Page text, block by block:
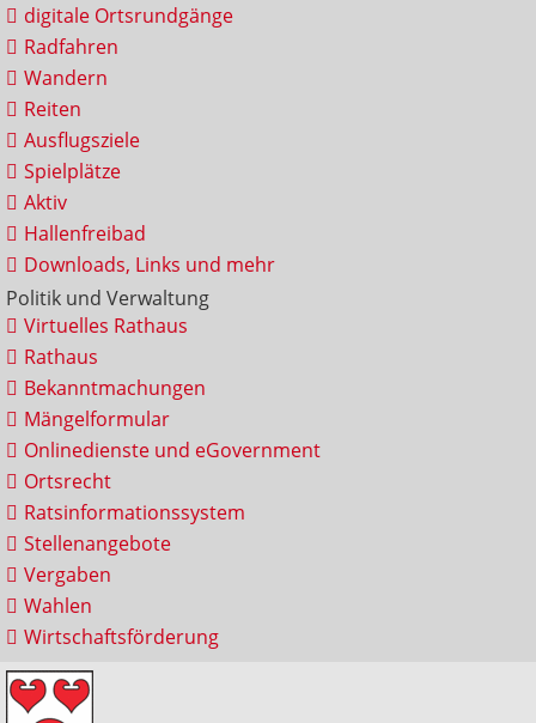
digitale Ortsrundgänge
Radfahren
Wandern
Reiten
Ausflugsziele
Spielplätze
Aktiv
Hallenfreibad
Downloads, Links und mehr
Politik und Verwaltung
Virtuelles Rathaus
Rathaus
Bekanntmachungen
Mängelformular
Onlinedienste und eGovernment
Ortsrecht
Ratsinformationssystem
Stellenangebote
Vergaben
Wahlen
Wirtschaftsförderung